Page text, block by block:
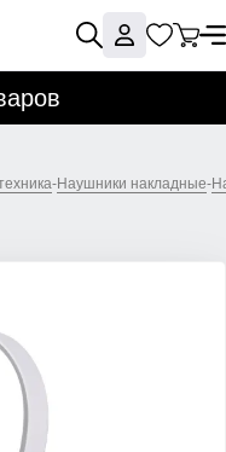
-Наушники накладные-